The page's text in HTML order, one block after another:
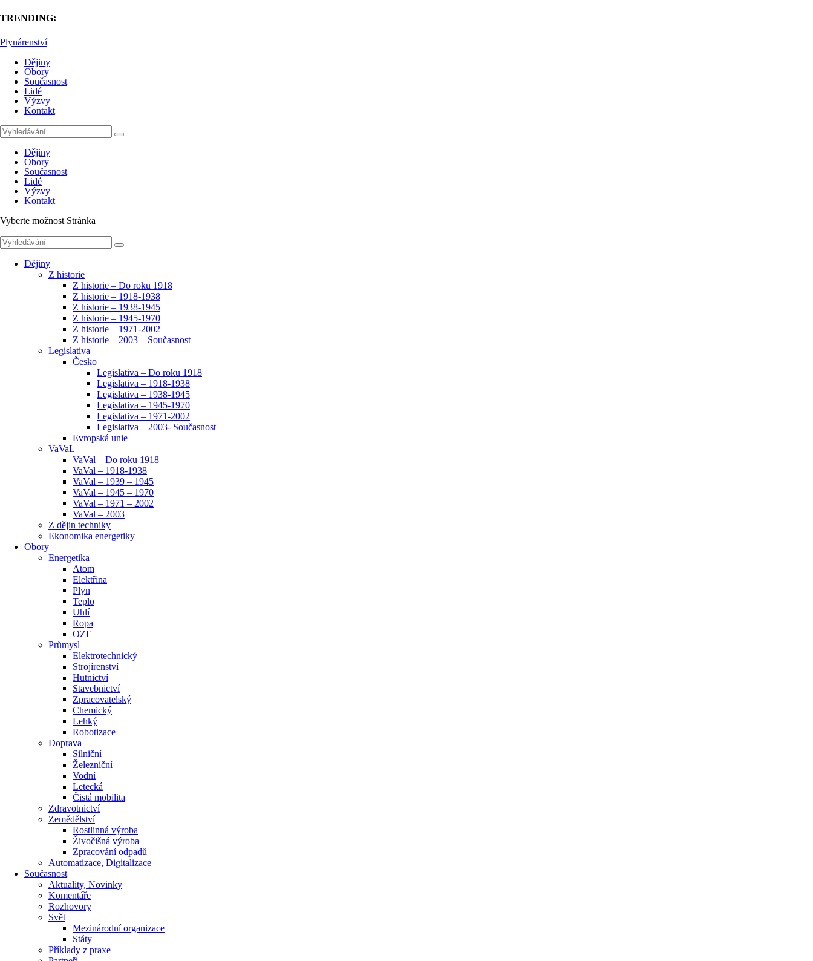
TRENDING:
Plynárenství
Dějiny
Obory
Současnost
Lidé
Výzvy
Kontakt
Dějiny
Obory
Současnost
Lidé
Výzvy
Kontakt
Vyberte možnost Stránka
Dějiny
Z historie
Z historie – Do roku 1918
Z historie – 1918-1938
Z historie – 1938-1945
Z historie – 1945-1970
Z historie – 1971-2002
Z historie – 2003 – Současnost
Legislativa
Česko
Legislativa – Do roku 1918
Legislativa – 1918-1938
Legislativa – 1938-1945
Legislativa – 1945-1970
Legislativa – 1971-2002
Legislativa – 2003- Současnost
Evropská unie
VaVaL
VaVal – Do roku 1918
VaVal – 1918-1938
VaVal – 1939 – 1945
VaVal – 1945 – 1970
VaVal – 1971 – 2002
VaVal – 2003
Z dějin techniky
Ekonomika energetiky
Obory
Energetika
Atom
Elektřina
Plyn
Teplo
Uhlí
Ropa
OZE
Průmysl
Elektrotechnický
Strojírenství
Hutnictví
Stavebnictví
Zpracovatelský
Chemický
Lehký
Robotizace
Doprava
Silniční
Železniční
Vodní
Letecká
Čistá mobilita
Zdravotnictví
Zemědělství
Rostlinná výroba
Živočišná výroba
Zpracování odpadů
Automatizace, Digitalizace
Současnost
Aktuality, Novinky
Komentáře
Rozhovory
Svět
Mezinárodní organizace
Státy
Příklady z praxe